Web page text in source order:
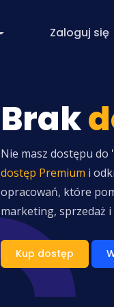
Zaloguj się
Brak
Nie masz dostępu do
dostęp Premium i
opracowań, które
marketing, sprzedaż i
Kup dostęp